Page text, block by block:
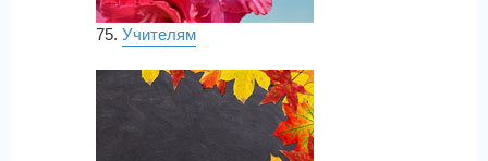
75. Учителям